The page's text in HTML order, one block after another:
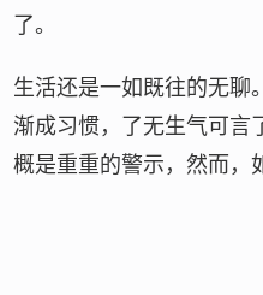
了。
生活还是一如既往的无聊
渐成习惯，了无生气可言
概是重重的警示，然而，